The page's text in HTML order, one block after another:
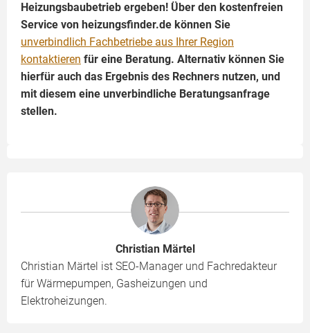
Heizungsbaubetrieb ergeben! Über den kostenfreien
Service von heizungsfinder.de können Sie
unverbindlich Fachbetriebe aus Ihrer Region
kontaktieren für eine Beratung. Alternativ können Sie
hierfür auch das Ergebnis des Rechners nutzen, und
mit diesem eine unverbindliche Beratungsanfrage
stellen.
Christian Märtel
Christian Märtel ist SEO-Manager und Fachredakteur
für Wärmepumpen, Gasheizungen und
Elektroheizungen.